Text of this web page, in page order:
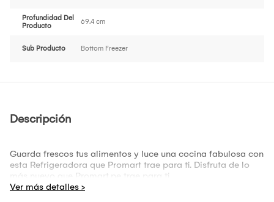
Profundidad Del
Producto
69.4 cm
Sub Producto Bottom Freezer
Descripción
Guarda frescos tus alimentos y luce una cocina fabulosa con
esta Refrigeradora que Promart trae para ti. Disfruta de lo
más nuevo que Promart.pe trae para ti.